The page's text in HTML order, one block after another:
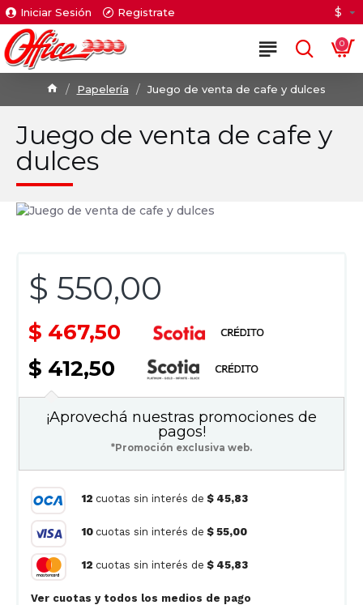
Iniciar Sesión Registrate $
0
Papelería Juego de venta de cafe y dulces
Juego de venta de cafe y
dulces
$ 550,00
$ 467,50
$ 412,50
¡Aprovechá nuestras promociones de
pagos!
*Promoción exclusiva web.
12 cuotas sin interés de $ 45,83
10 cuotas sin interés de $ 55,00
12 cuotas sin interés de $ 45,83
Ver cuotas y todos los medios de pago